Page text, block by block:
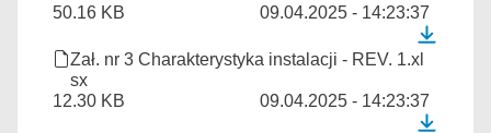
50.16 KB
09.04.2025 - 14:23:37
Zał. nr 3 Charakterystyka instalacji - REV. 1.xl
sx
12.30 KB
09.04.2025 - 14:23:37